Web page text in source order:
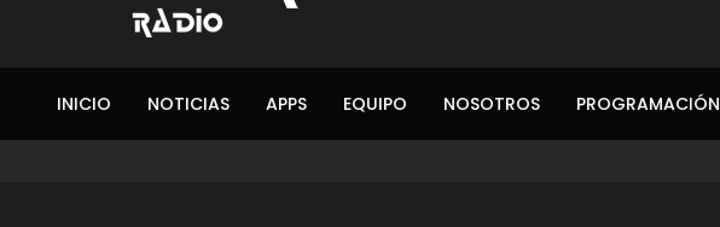
INICIO NOTICIAS APPS EQUIPO NOSOTROS PROGRAMACIÓN